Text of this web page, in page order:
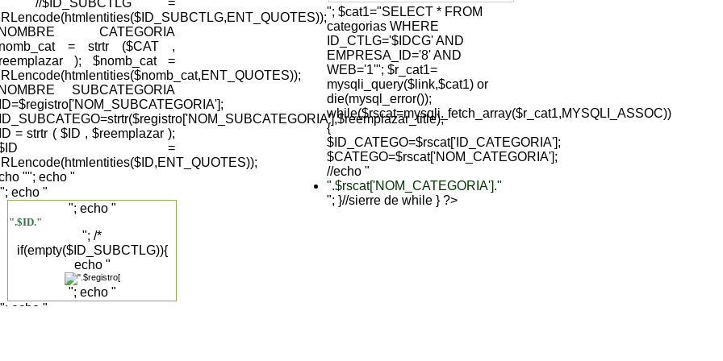
CATEGORIA
= strtr ($CAT ,
); $nomb_cat =
SUBCATEGORIA
= strtr ( $ID , $reemplazar );
$ID =
"
"; echo "
"; echo "
".$ID."
"; /*
if(empty($ID_SUBCTLG)){
echo "
"; echo "
"; echo "
"; echo "
"; $cat1="SELECT * FROM
categorias WHERE
ID_CTLG='$IDCG' AND
EMPRESA_ID='8' AND
WEB='1'"; $r_cat1=
mysqli_query($link,$cat1) or
die(mysql_error());
while($rscat=mysqli_fetch_array($r_cat1,MYSQLI_ASSOC))
{
$ID_CATEGO=$rscat['ID_CATEGORIA'];
$CATEGO=$rscat['NOM_CATEGORIA'];
//echo "
".$rscat['NOM_CATEGORIA']."
"; }//sierre de while } ?>